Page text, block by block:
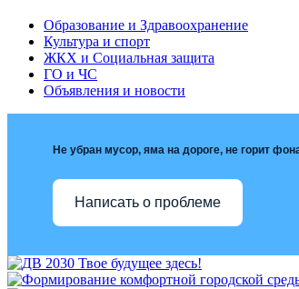
Образование и Здравоохранение
Культура и спорт
ЖКХ и Социальная защита
ГО и ЧС
Объявления и новости
Не убран мусор, яма на дороге, не горит
Написать о проблеме